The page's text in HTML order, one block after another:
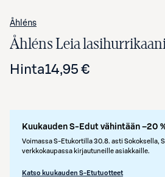
Åhléns
Åhléns Leia
Hinta14,95 €
Kuukauden S-Edut vähintään –20
Voimassa S-Etukortilla 30.8. asti Sokoksella,
verkkokaupassa kirjautuneille asiakkaille.
Katso kuukauden S-Etutuotteet